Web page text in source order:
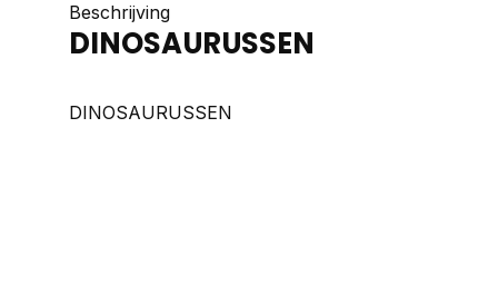
Beschrijving
DINOSAURUSSEN
DINOSAURUSSEN